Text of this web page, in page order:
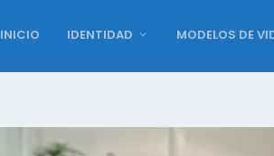
INICIO IDENTIDAD MODELOS DE